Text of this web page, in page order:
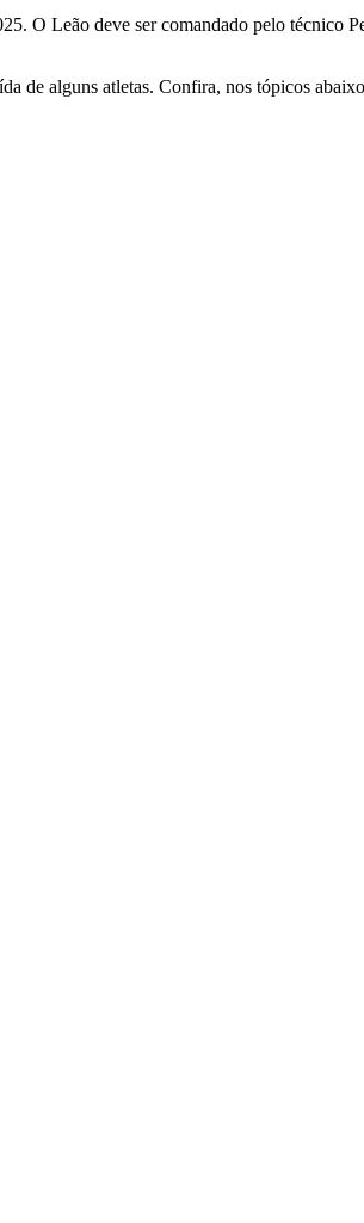
O Leão deve ser comandado pelo técnico
de alguns atletas. Confira, nos tópicos